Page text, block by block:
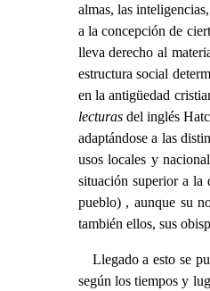
almas, las
a la concepción de
lleva derecho al
estructura social
en la antigüedad
lecturasdel inglés
adaptándose a las
usos locales y
situación superior a la
pueblo) , aunque su
también ellos, sus
Llegado a esto se
según los tiempos y